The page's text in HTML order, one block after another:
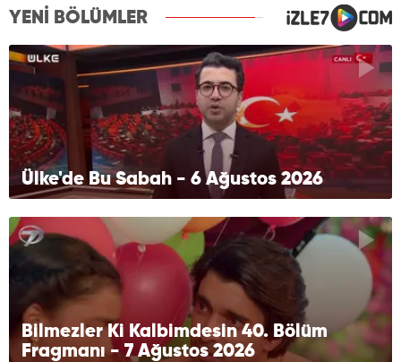
YENİ BÖLÜMLER
Ülke'de Bu Sabah - 6 Ağustos 2026
Bilmezler Ki Kalbimdesin 40. Bölüm
Fragmanı - 7 Ağustos 2026